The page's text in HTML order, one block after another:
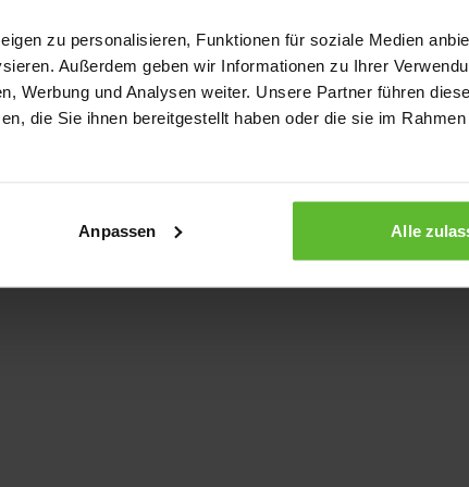
zu personalisieren, Funktionen für soziale Medien
Außerdem geben wir Informationen zu Ihrer
Werbung und Analysen weiter. Unsere Partner führen
die Sie ihnen bereitgestellt haben oder die sie im
Anpassen Alle
while loading www.kurzwego.de (see the browser console